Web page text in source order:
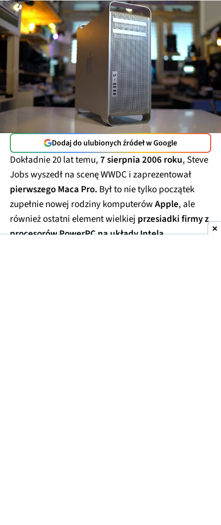
Dodaj do ulubionych źródeł w Google
Dokładnie 20 lat temu,7 sierpnia 2006 roku, Steve
Jobs wyszedł na scenę WWDC i zaprezentował
pierwszego Maca Pro. Był to nie tylko początek
zupełnie nowej rodziny komputerówApple, ale
również ostatni element wielkiej przesiadki firmy z
procesorów PowerPC na układy Intela.